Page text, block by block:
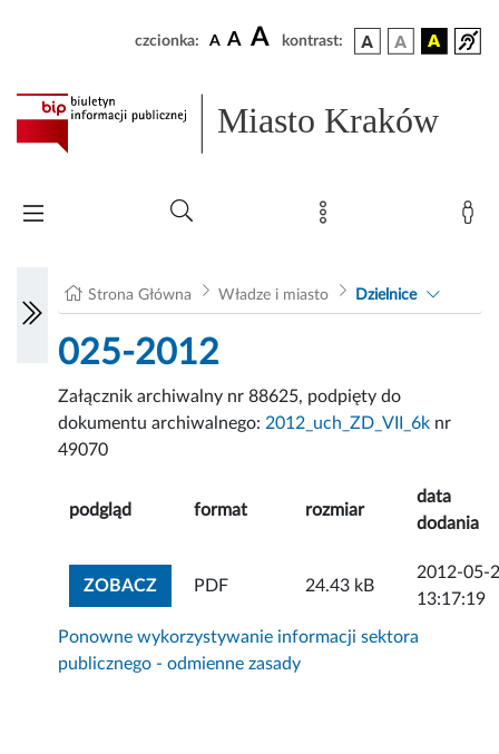
czcionka: A A A kontrast:
Miasto Kraków
Strona Główna Władze i miasto Dzielnice
025-2012
Załącznik archiwalny nr 88625, podpięty do
dokumentu archiwalnego: 2012_uch_ZD_VII_6k nr
49070
podgląd format rozmiar
data
dodania
ZOBACZZOBACZ ZAŁĄCZNIK
PDF 24.43 kB
2012-05-
13:17:19
Ponowne wykorzystywanie informacji sektora
publicznego - odmienne zasady